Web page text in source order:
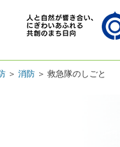
＞ 消防 ＞ 救急隊のしごと